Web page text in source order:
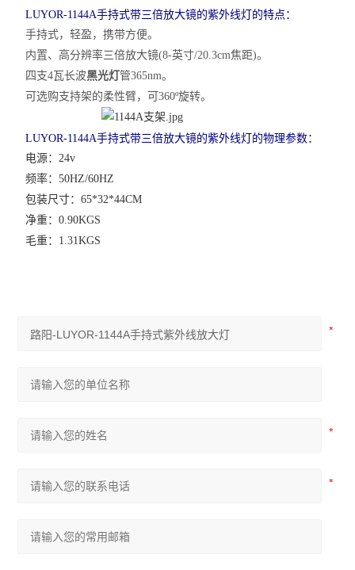
LUYOR-1144A手持式带三倍放大镜的紫外线灯的特点：
手持式，轻盈，携带方便。
内置、高分辨率三倍放大镜(8-英寸/20.3cm焦距)。
四支4瓦长波黑光灯管365nm。
可选购支持架的柔性臂，可360º旋转。
LUYOR-1144A手持式带三倍放大镜的紫外线灯的物理参数：
电源：24v
频率：50HZ/60HZ
包装尺寸：65*32*44CM
净重：0.90KGS
毛重：1.31KGS